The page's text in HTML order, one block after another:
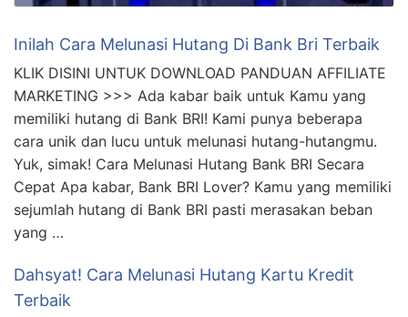
Inilah Cara Melunasi Hutang Di Bank Bri Terbaik
KLIK DISINI UNTUK DOWNLOAD PANDUAN AFFILIATE
MARKETING >>> Ada kabar baik untuk Kamu yang
memiliki hutang di Bank BRI! Kami punya beberapa
cara unik dan lucu untuk melunasi hutang-hutangmu.
Yuk, simak! Cara Melunasi Hutang Bank BRI Secara
Cepat Apa kabar, Bank BRI Lover? Kamu yang memiliki
sejumlah hutang di Bank BRI pasti merasakan beban
yang …
Dahsyat! Cara Melunasi Hutang Kartu Kredit
Terbaik